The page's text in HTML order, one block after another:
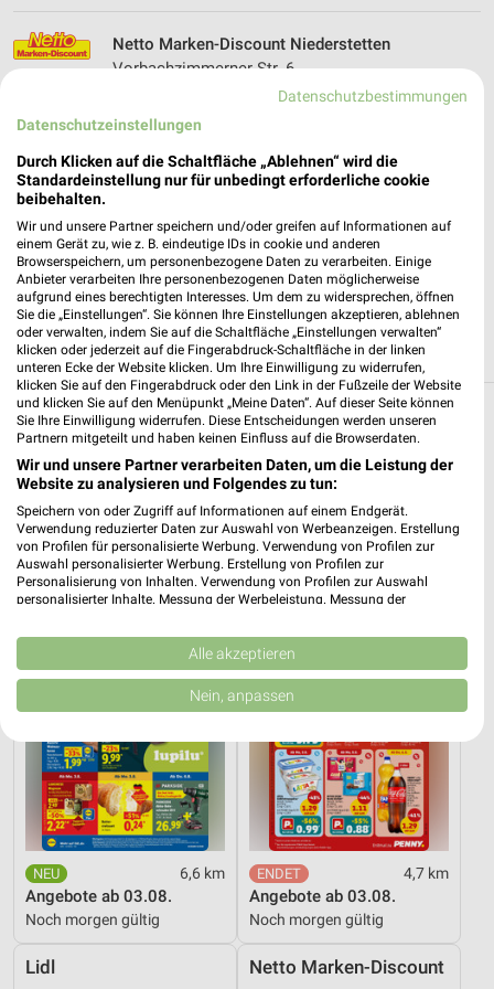
Netto Marken-Discount Niederstetten
Vorbachzimmerner Str. 6
Heute 07:00 - 21:00 Uhr |
423,81 km • Angebote: 4 Prospekte
ALDI SÜD Forchtenberg
Teslastraße 10
74670 Forchtenberg
Heute 08:00 - 20:00 Uhr | Geschlossen
448,71 km • Angebote: 6 Prospekte
Discounter Angebote und Prospekte für
Assamstadt
Lidl
6,6 km
Angebote ab 03.08.
Noch morgen gültig
PENNY
4,7 km
Angebote ab 03.08.
Noch morgen gültig
Lidl Netto Marken-Discount
Datenschutzbestimmungen
Datenschutzeinstellungen
Durch Klicken auf die Schaltfläche „Ablehnen“ wird die
Standardeinstellung nur für unbedingt erforderliche cookie
beibehalten.
Wir und unsere Partner speichern und/oder greifen auf Informationen auf
einem Gerät zu, wie z. B. eindeutige IDs in cookie und anderen
Browserspeichern, um personenbezogene Daten zu verarbeiten. Einige
Anbieter verarbeiten Ihre personenbezogenen Daten möglicherweise
aufgrund eines berechtigten Interesses. Um dem zu widersprechen, öffnen
Sie die „Einstellungen“. Sie können Ihre Einstellungen akzeptieren, ablehnen
oder verwalten, indem Sie auf die Schaltfläche „Einstellungen verwalten“
klicken oder jederzeit auf die Fingerabdruck-Schaltfläche in der linken
unteren Ecke der Website klicken. Um Ihre Einwilligung zu widerrufen,
klicken Sie auf den Fingerabdruck oder den Link in der Fußzeile der Website
und klicken Sie auf den Menüpunkt „Meine Daten“. Auf dieser Seite können
Sie Ihre Einwilligung widerrufen. Diese Entscheidungen werden unseren
Partnern mitgeteilt und haben keinen Einfluss auf die Browserdaten.
Wir und unsere Partner verarbeiten Daten, um die Leistung der
Website zu analysieren und Folgendes zu tun:
Speichern von oder Zugriff auf Informationen auf einem Endgerät.
Verwendung reduzierter Daten zur Auswahl von Werbeanzeigen. Erstellung
von Profilen für personalisierte Werbung. Verwendung von Profilen zur
Auswahl personalisierter Werbung. Erstellung von Profilen zur
Personalisierung von Inhalten. Verwendung von Profilen zur Auswahl
personalisierter Inhalte. Messung der Werbeleistung. Messung der
Kombinationen von Daten aus verschiedenen Quellen. Entwicklung und
Verbesserung der Angebote. Verwendung reduzierter Daten zur Auswahl
von Inhalten.
Daten können außerhalb der Europäischen Union weitergegeben und in die
Website/App.
Partnerliste anzeigen (1 IAB-Anbieter)
Wir nutzen Ihre Daten für folgende Zwecke:
IAB-Verarbeitungszwecke:
Speichern von oder Zugriff auf Informationen
auf einem Endgerät
Verwendung reduzierter Daten zur Auswahl von
Alle akzeptieren
Nein, anpassen